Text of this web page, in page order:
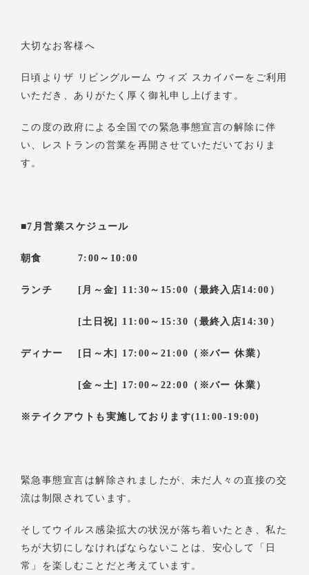
大切なお客様へ
日頃よりザ リビングルーム ウィズ スカイバーをご利用
いただき、ありがたく厚く御礼申し上げます。
この度の政府による全国での緊急事態宣言の解除に伴
い、レストランの営業を再開させていただいておりま
す。
■7月営業スケジュール
朝食 7:00～10:00
ランチ [月～金] 11:30～15:00（最終入店14:00）
[土日祝] 11:00～15:30（最終入店14:30）
ディナー [日～木] 17:00～21:00（※バー 休業）
[金～土] 17:00～22:00（※バー 休業）
※テイクアウトも実施しております(11:00-19:00)
緊急事態宣言は解除されましたが、未だ人々の直接の交
流は制限されています。
そしてウイルス感染拡大の状況が落ち着いたとき、私た
ちが大切にしなければならないことは、安心して「日
常」を楽しむことだと考えています。